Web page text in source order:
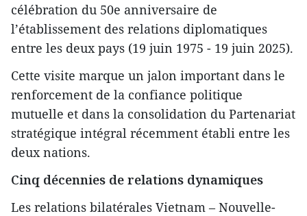
célébration du 50e anniversaire de
l’établissement des relations diplomatiques
entre les deux pays (19 juin 1975 - 19 juin 2025).
Cette visite marque un jalon important dans le
renforcement de la confiance politique
mutuelle et dans la consolidation du Partenariat
stratégique intégral récemment établi entre les
deux nations.
Cinq décennies de relations dynamiques
Les relations bilatérales Vietnam – Nouvelle-